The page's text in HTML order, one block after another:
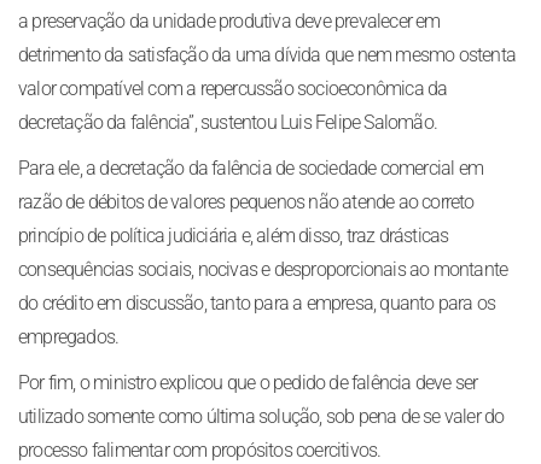
a preservação da unidade produtiva deve prevalecer em
detrimento da satisfação da uma dívida que nem mesmo ostenta
valor compatível com a repercussão socioeconômica da
decretação da falência”, sustentou Luis Felipe Salomão.
Para ele, a decretação da falência de sociedade comercial em
razão de débitos de valores pequenos não atende ao correto
princípio de política judiciária e, além disso, traz drásticas
consequências sociais, nocivas e desproporcionais ao montante
do crédito em discussão, tanto para a empresa, quanto para os
empregados.
Por fim, o ministro explicou que o pedido de falência deve ser
utilizado somente como última solução, sob pena de se valer do
processo falimentar com propósitos coercitivos.